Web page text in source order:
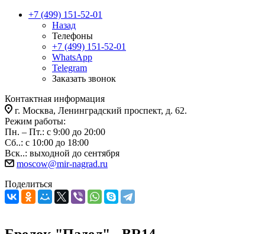
+7 (499) 151-52-01
Назад
Телефоны
+7 (499) 151-52-01
WhatsApp
Telegram
Заказать звонок
Контактная информация
г. Москва, Ленинградский проспект, д. 62.
Режим работы:
Пн. – Пт.: с 9:00 до 20:00
Сб..: с 10:00 до 18:00
Вск..: выходной до сентября
moscow@mir-nagrad.ru
Поделиться